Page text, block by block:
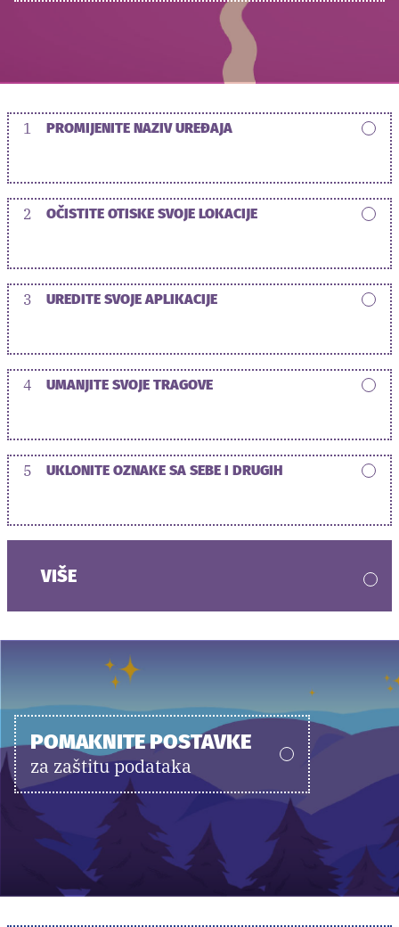
1 PROMIJENITE NAZIV UREĐAJA
2 OČISTITE OTISKE SVOJE LOKACIJE
3 UREDITE SVOJE APLIKACIJE
4 UMANJITE SVOJE TRAGOVE
5 UKLONITE OZNAKE SA SEBE I DRUGIH
VIŠE
POMAKNITE POSTAVKE
za zaštitu podataka